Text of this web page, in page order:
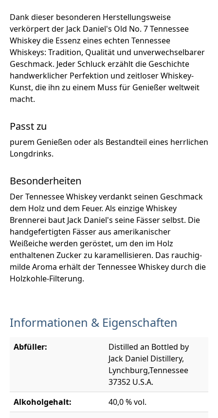
Dank dieser besonderen Herstellungsweise
verkörpert der Jack Daniel's Old No. 7 Tennessee
Whiskey die Essenz eines echten Tennessee
Whiskeys: Tradition, Qualität und unverwechselbarer
Geschmack. Jeder Schluck erzählt die Geschichte
handwerklicher Perfektion und zeitloser Whiskey-
Kunst, die ihn zu einem Muss für Genießer weltweit
macht.
Passt zu
purem Genießen oder als Bestandteil eines herrlichen
Longdrinks.
Besonderheiten
Der Tennessee Whiskey verdankt seinen Geschmack
dem Holz und dem Feuer. Als einzige Whiskey
Brennerei baut Jack Daniel's seine Fässer selbst. Die
handgefertigten Fässer aus amerikanischer
Weißeiche werden geröstet, um den im Holz
enthaltenen Zucker zu karamellisieren. Das rauchig-
milde Aroma erhält der Tennessee Whiskey durch die
Holzkohle-Filterung.
Informationen & Eigenschaften
Abfüller:
Distilled an Bottled by
Jack Daniel Distillery,
Lynchburg,Tennessee
37352 U.S.A.
Alkoholgehalt:
40,0 % vol.